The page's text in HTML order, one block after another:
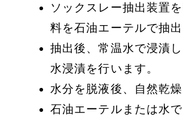
ソックスレー抽出装置
料を石油エーテルで抽出
抽出後、常温水で浸漬
水浸漬を行います。
水分を脱液後、自然乾燥
石油エーテルまたは水